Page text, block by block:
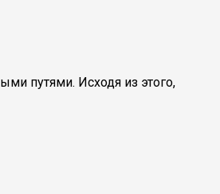
путями. Исходя из этого,